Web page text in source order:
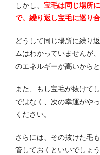
しかし、 宝毛は同じ場所
で、繰り返し宝毛に巡り
どうして同じ場所に繰り
ムはわかっていませんが
のエネルギーが高いから
また、もし宝毛が抜けて
ではなく、次の幸運がや
ください。
さらには、その抜けた毛
管しておくといいでしょう